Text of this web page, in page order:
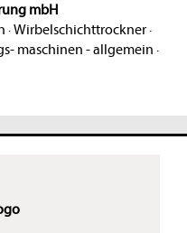
mbH
·Wirbelschichttrockner·
maschinen - allgemein ·